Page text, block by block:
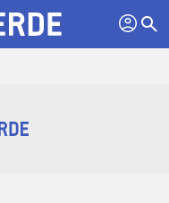
profil search